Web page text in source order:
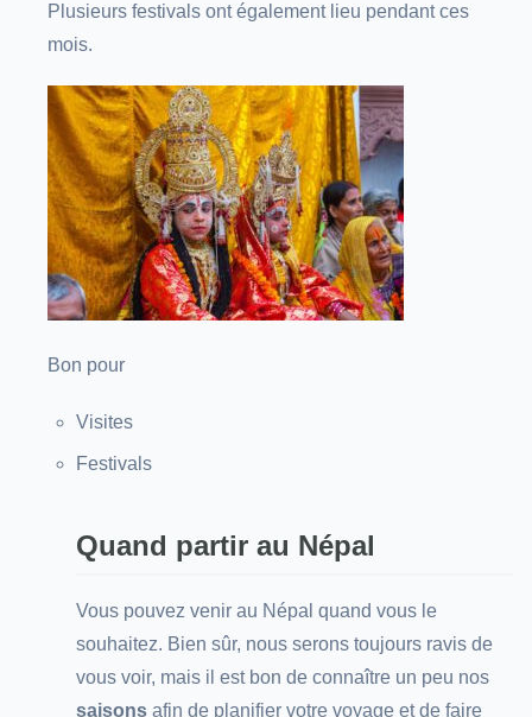
Plusieurs festivals ont également lieu pendant ces
mois.
Bon pour
Visites
Festivals
Quand partir au Népal
Vous pouvez venir au Népal quand vous le
souhaitez. Bien sûr, nous serons toujours ravis de
vous voir, mais il est bon de connaître un peu nos
saisons afin de planifier votre voyage et de faire